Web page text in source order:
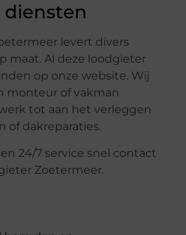
levert divers
maat. Al deze loodgieter
op onze website. Wij
monteur of vakman
tot aan het verleggen
of dakreparaties.
24/7 service snel contact
Zoetermeer.